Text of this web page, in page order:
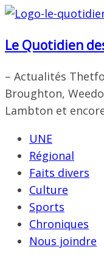
Passer
contenu
Le Quotidien
– Actualités
Broughton,
Lambton et
UNE
Régional
Faits divers
Culture
Sports
Chroniques
Nous joindre